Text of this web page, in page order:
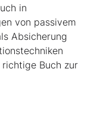
in
von passivem
Absicherung
richtige Buch zur